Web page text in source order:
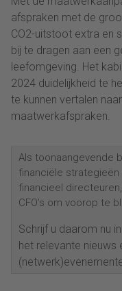
afspraken met de
CO2-uitstoot extra en
bij te dragen aan een
leefomgeving. Het
2024 duidelijkheid te
te kunnen vertalen
maatwerkafspraken.
Als toonaangevende
financiële strategieën
financieel
CFO’s om voorop te
Schrijf u daarom nu
het relevante nieuws